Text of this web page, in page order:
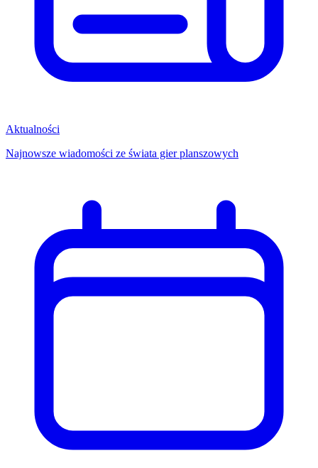
Aktualności
Najnowsze wiadomości ze świata gier planszowych